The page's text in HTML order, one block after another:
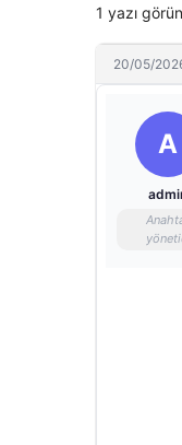
1 yazı
20/05/
A